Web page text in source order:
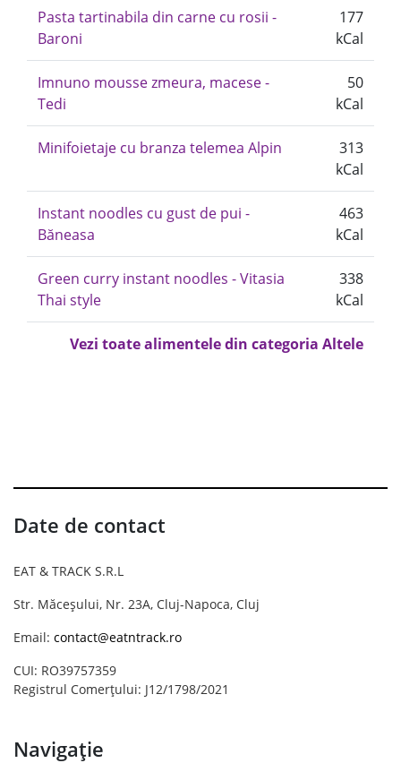
Pasta tartinabila din carne cu rosii -
Baroni
177
kCal
Imnuno mousse zmeura, macese -
Tedi
50
kCal
Minifoietaje cu branza telemea Alpin
313
kCal
Instant noodles cu gust de pui -
Băneasa
463
kCal
Green curry instant noodles - Vitasia
Thai style
338
kCal
Vezi toate alimentele din categoria Altele
Date de contact
EAT & TRACK S.R.L
Str. Măceșului, Nr. 23A, Cluj-Napoca, Cluj
Email: contact@eatntrack.ro
CUI: RO39757359
Registrul Comerțului: J12/1798/2021
Navigație